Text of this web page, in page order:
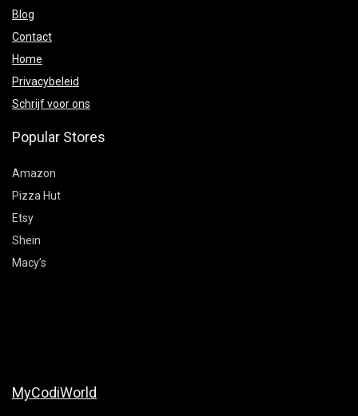
Blog
Contact
Home
Privacybeleid
Schrijf voor ons
Popular Stores
Amazon
Pizza Hut
Etsy
Shein
Macy’s
MyCodiWorld